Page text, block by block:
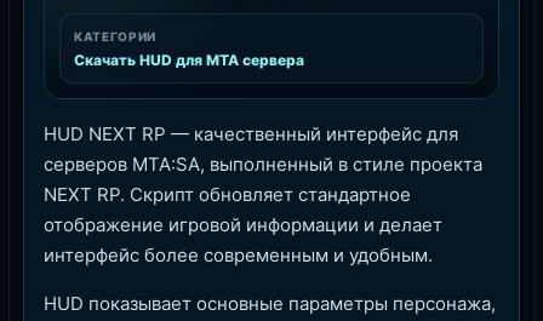
КАТЕГОРИИ
Скачать HUD для MTA сервера
HUD NEXT RP — качественный интерфейс для
серверов MTA:SA, выполненный в стиле проекта
NEXT RP. Скрипт обновляет стандартное
отображение игровой информации и делает
интерфейс более современным и удобным.
HUD показывает основные параметры персонажа,